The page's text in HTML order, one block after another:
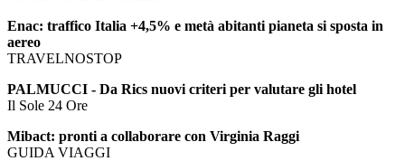
Enac: traffico Italia +4,5% e metà abitanti pianeta si sposta in
aereo
TRAVELNOSTOP
PALMUCCI - Da Rics nuovi criteri per valutare gli hotel
Il Sole 24 Ore
Mibact: pronti a collaborare con Virginia Raggi
GUIDA VIAGGI